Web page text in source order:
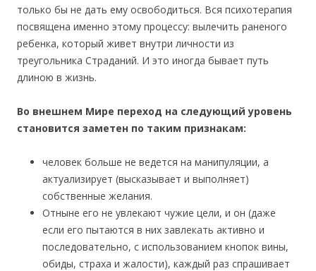
только бы не дать ему освободиться. Вся психотерапия
посвящена именно этому процессу: вылечить раненого
ребенка, который живет внутри личности из
треугольника Страданий. И это иногда бывает путь
длиною в жизнь.
Во внешнем Мире переход на следующий уровень
становится заметен по таким признакам:
человек больше не ведется на манипуляции, а
актуализирует (высказывает и выполняет)
собственные желания.
Отныне его не увлекают чужие цели, и он (даже
если его пытаются в них завлекать активно и
последовательно, с использованием кнопок вины,
обиды, страха и жалости), каждый раз спрашивает